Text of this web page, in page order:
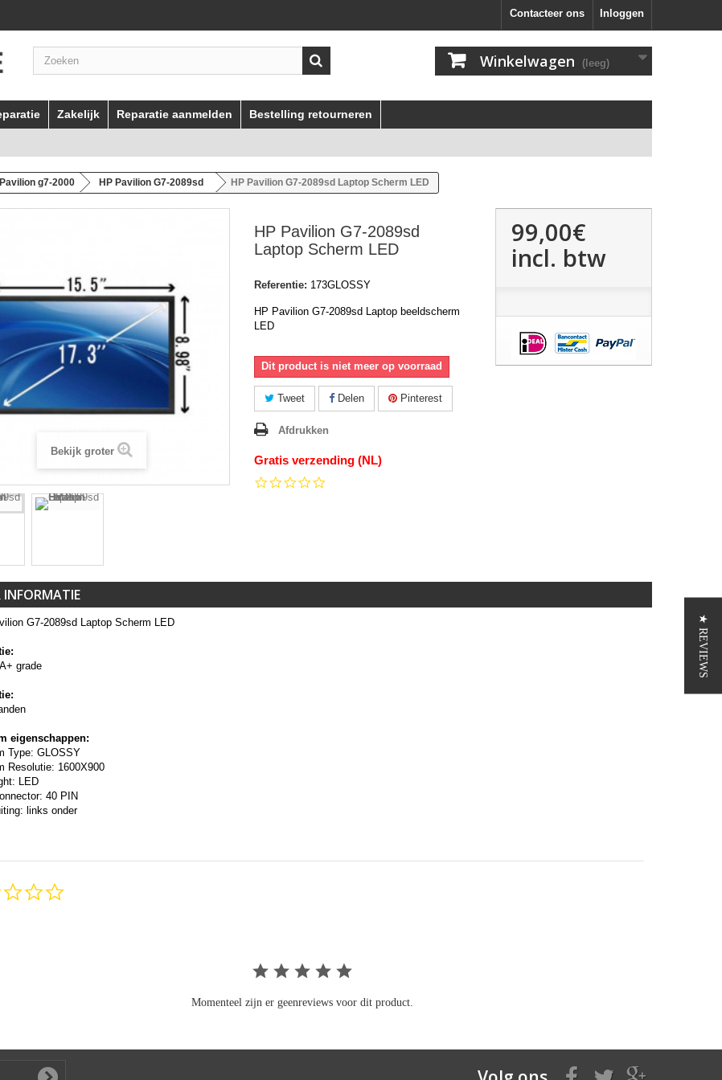
Inloggen
Contacteer ons
Winkelwagen (leeg)
Zakelijk Reparatie aanmelden Bestelling retourneren
Pavilion g7-2000 HP Pavilion G7-2089sd HP Pavilion G7-2089sd Laptop Scherm LED
Bekijk groter
HP Pavilion G7-2089sd
Laptop Scherm LED
Referentie: 173GLOSSY
HP Pavilion G7-2089sd Laptop beeldscherm
LED
Dit product is niet meer op voorraad
Tweet Delen Pinterest
Afdrukken
Gratis verzending (NL)
99,00€
incl. btw
INFORMATIE
G7-2089sd Laptop Scherm LED
grade
eigenschappen:
Type: GLOSSY
Resolutie: 1600X900
LED
40 PIN
links onder
Momenteel zijn er geenreviews voor dit product.
★ REVIEWS